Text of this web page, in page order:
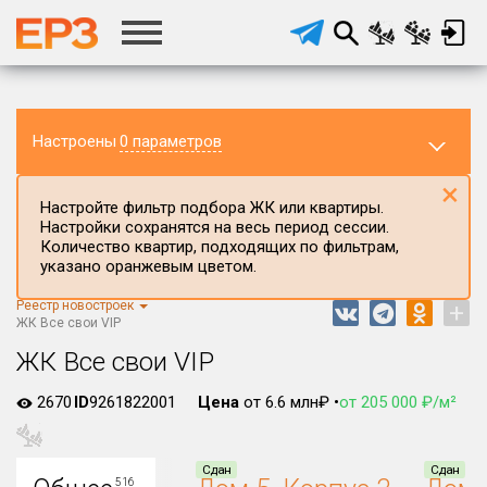
Настроены 0 параметров
Регион ЖК
Все
Населённый пункт
Настройте фильтр подбора ЖК или квартиры.
Настройки сохранятся на весь период сессии.
Количество квартир, подходящих по фильтрам,
указано оранжевым цветом.
×
Реестр новостроек
ЖК Все свои VIP
+
ЖК Все свои VIP
2670 ID9261822001 Цена от 6.6 млн₽ •от 205 000 ₽/м²
516
Сдан Сдан